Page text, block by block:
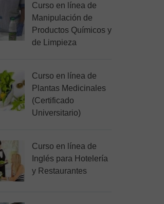
Curso en línea de
Manipulación de
Productos Químicos y
de Limpieza
Curso en línea de
Plantas Medicinales
(Certificado
Universitario)
Curso en línea de
Inglés para Hotelería
y Restaurantes